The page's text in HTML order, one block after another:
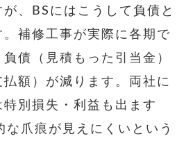
、BSにはこうして負債と
。補修工事が実際に各期で
債（見積もった引当金）
払額）が減ります。両社に
別損失・利益も出ます
な爪痕が見えにくいという